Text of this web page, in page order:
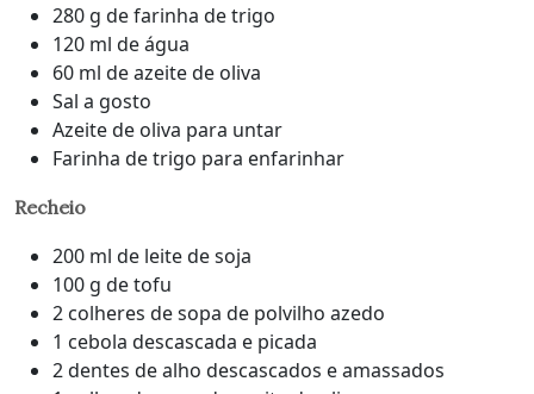
280 g de farinha de trigo
120 ml de água
60 ml de azeite de oliva
Sal a gosto
Azeite de oliva para untar
Farinha de trigo para enfarinhar
Recheio
200 ml de leite de soja
100 g de tofu
2 colheres de sopa de polvilho azedo
1 cebola descascada e picada
2 dentes de alho descascados e amassados